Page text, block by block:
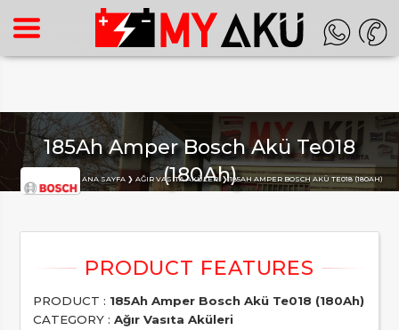
Warning
: Undefined array key "HTTP_ACCEPT_LANGUAGE" in
/home/superon/myaku.com.tr/inc_m.php
on line 140
Buradasınız : 185AH AMPER BOSCH AKÜ TE018 (180AH)
AĞIR VASITA AKÜLERI
ANA SAYFA
185Ah Amper Bosch Akü Te018
(180Ah)
PRODUCT : 185Ah Amper Bosch Akü Te018 (180Ah)
CATEGORY : Ağır Vasıta Aküleri